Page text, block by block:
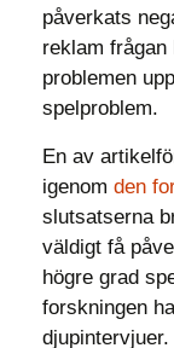
påverkats
reklam
problemen
spelproblem.
En av
igenom den
slutsatserna
väldigt få
högre grad
forskningen